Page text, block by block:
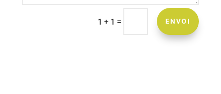
1 + 1 = ENVOI